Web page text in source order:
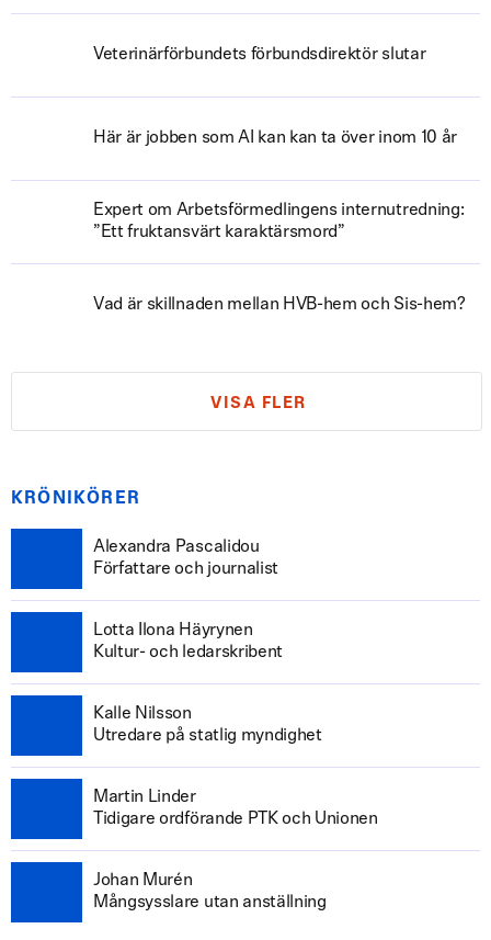
Veterinärförbundets förbundsdirektör slutar
Här är jobben som AI kan kan ta över inom 10 år
Expert om Arbetsförmedlingens internutredning:
”Ett fruktansvärt karaktärsmord”
Vad är skillnaden mellan HVB-hem och Sis-hem?
VISA FLER
KRÖNIKÖRER
Alexandra Pascalidou
Författare och journalist
Lotta Ilona Häyrynen
Kultur- och ledarskribent
Kalle Nilsson
Utredare på statlig myndighet
Martin Linder
Tidigare ordförande PTK och Unionen
Johan Murén
Mångsysslare utan anställning